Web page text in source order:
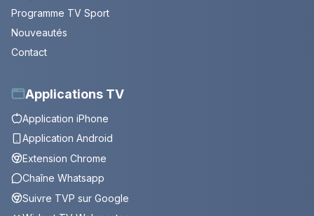
Programme TV Sport
Nouveautés
Contact
Applications TV
Application iPhone
Application Android
Extension Chrome
Chaîne Whatsapp
Suivre TVP sur Google